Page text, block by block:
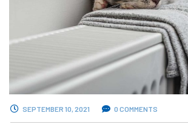
SEPTEMBER 10, 2021 0 COMMENTS